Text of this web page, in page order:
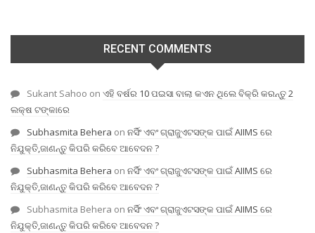
RECENT COMMENTS
Sukant Sahoo on ଏହି ବର୍ଷର 10 ପଇସା ବାଲା କଏନ ଥିଲେ ବିକ୍ରି କରନ୍ତୁ 2
ଲକ୍ଷ ଟଙ୍କାରେ
Subhasmita Behera on ନର୍ସିଂ ଏବଂ ଗ୍ରାଜୁଏଟସଙ୍କ ପାଇଁ AIIMS ରେ
ନିଯୁକ୍ତି,ଜାଣନ୍ତୁ କିପରି କରିବେ ଆବେଦନ ?
Subhasmita Behera on ନର୍ସିଂ ଏବଂ ଗ୍ରାଜୁଏଟସଙ୍କ ପାଇଁ AIIMS ରେ
ନିଯୁକ୍ତି,ଜାଣନ୍ତୁ କିପରି କରିବେ ଆବେଦନ ?
Subhasmita Behera on ନର୍ସିଂ ଏବଂ ଗ୍ରାଜୁଏଟସଙ୍କ ପାଇଁ AIIMS ରେ
ନିଯୁକ୍ତି,ଜାଣନ୍ତୁ କିପରି କରିବେ ଆବେଦନ ?